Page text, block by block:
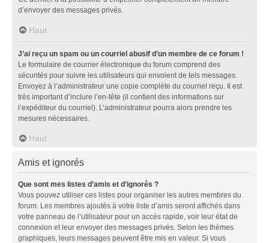
d’envoyer des messages privés.
Haut
J’ai reçu un spam ou un courriel abusif d’un membre de ce forum !
Le formulaire de courrier électronique du forum comprend des
sécurités pour suivre les utilisateurs qui envoient de tels messages.
Envoyez à l’administrateur une copie complète du courriel reçu. Il est
très important d’inclure l’en-tête (il contient des informations sur
l’expéditeur du courriel). L’administrateur pourra alors prendre les
mesures nécessaires.
Haut
Amis et ignorés
Que sont mes listes d’amis et d’ignorés ?
Vous pouvez utiliser ces listes pour organiser les autres membres du
forum. Les membres ajoutés à votre liste d’amis seront affichés dans
votre panneau de l’utilisateur pour un accès rapide, voir leur état de
connexion et leur envoyer des messages privés. Selon les thèmes
graphiques, leurs messages peuvent être mis en valeur. Si vous